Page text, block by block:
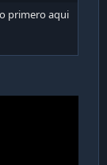
primero aqui